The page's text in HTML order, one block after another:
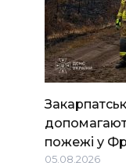
пожежі у
05.08.2026